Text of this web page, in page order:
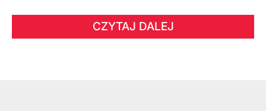
CZYTAJ DALEJ